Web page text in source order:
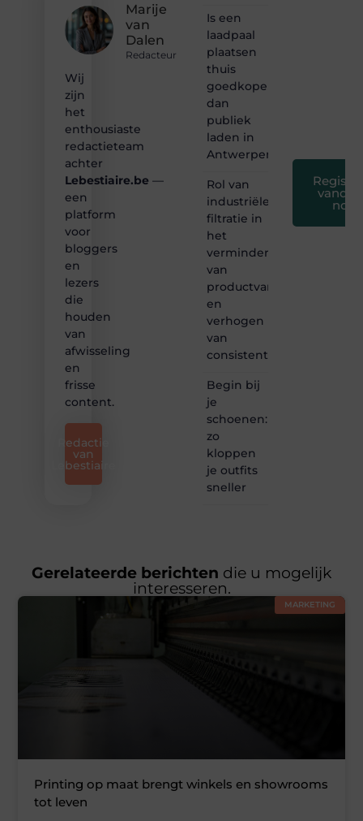
Marije
van
Dalen
Redacteur
Wij
zijn
het
enthousiaste
redactieteam
achter
Lebestiaire.be —
een
platform
voor
bloggers
en
lezers
die
houden
van
afwisseling
en
frisse
content.
Redactie
van
Lebestiaire
Is een
laadpaal
plaatsen
thuis
goedkoper
dan
publiek
laden in
Antwerpen?
Rol van
industriële
filtratie in
het
verminderen
van
productvariatie
en
verhogen
van
consistentie
Begin bij
je
schoenen:
zo
kloppen
je outfits
sneller
nog
Gerelateerde berichten die u mogelijk
interesseren.
MARKETING
Printing op maat brengt winkels en showrooms
tot leven